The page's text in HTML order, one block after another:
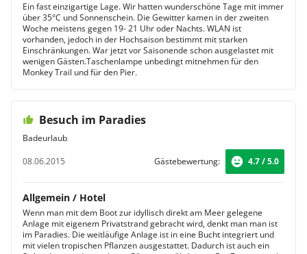
Ein fast einzigartige Lage. Wir hatten wunderschöne Tage mit immer
über 35°C und Sonnenschein. Die Gewitter kamen in der zweiten
Woche meistens gegen 19- 21 Uhr oder Nachts. WLAN ist
vorhanden, jedoch in der Hochsaison bestimmt mit starken
Einschränkungen. War jetzt vor Saisonende schon ausgelastet mit
wenigen Gästen.Taschenlampe unbedingt mitnehmen für den
Monkey Trail und für den Pier.
Besuch im Paradies
Badeurlaub
08.06.2015
Gästebewertung: 4.7 / 5.0
Allgemein / Hotel
Wenn man mit dem Boot zur idyllisch direkt am Meer gelegene
Anlage mit eigenem Privatstrand gebracht wird, denkt man man ist
im Paradies. Die weitläufige Anlage ist in eine Bucht integriert und
mit vielen tropischen Pflanzen ausgestattet. Dadurch ist auch ein